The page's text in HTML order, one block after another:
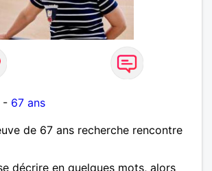
- 67 ans
de 67 ans recherche rencontre
décrire en quelques mots, alors